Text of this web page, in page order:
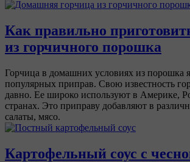
Как правильно
из горчичного порошка
Горчица в домашних условиях из порошка
популярных приправ. Свою известность
давно. Ее широко используют в Америке,
странах. Это приправу добавляют в
салаты, мясо.
Картофельный соус с